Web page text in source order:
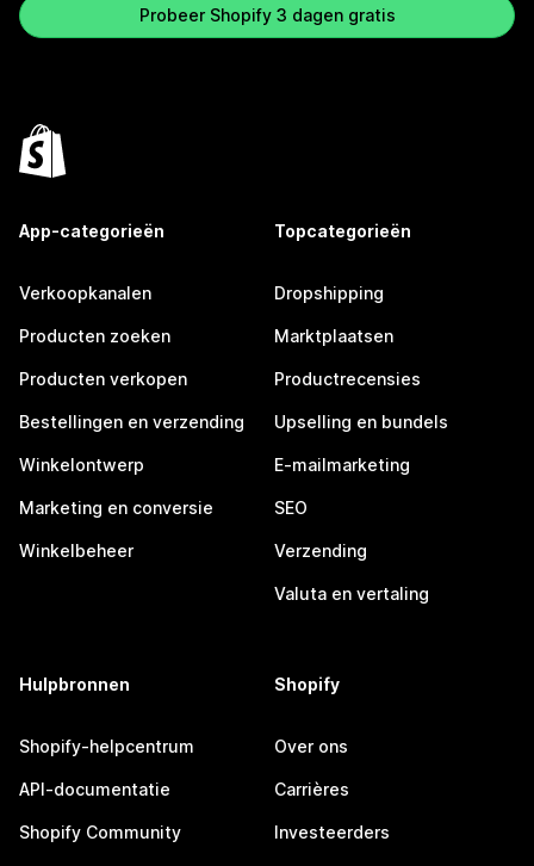
Probeer Shopify 3 dagen gratis
App-categorieën
Verkoopkanalen
Producten zoeken
Producten verkopen
Bestellingen en verzending
Winkelontwerp
Marketing en conversie
Winkelbeheer
Topcategorieën
Dropshipping
Marktplaatsen
Productrecensies
Upselling en bundels
E-mailmarketing
SEO
Verzending
Valuta en vertaling
Hulpbronnen
Shopify-helpcentrum
API-documentatie
Shopify Community
Shopify
Over ons
Carrières
Investeerders